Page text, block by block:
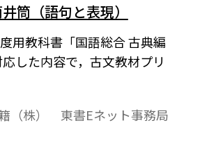
筒（語句と表現）
用教科書「国語総合 古典編
応した内容で，古文教材プリ
（株） 東書Eネット事務局